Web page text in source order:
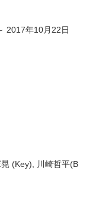
2017年10月22日
(Key), 川崎哲平(B